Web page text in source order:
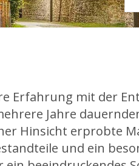
Erfahrung mit der
Jahre
Hinsicht erprobte
und ein